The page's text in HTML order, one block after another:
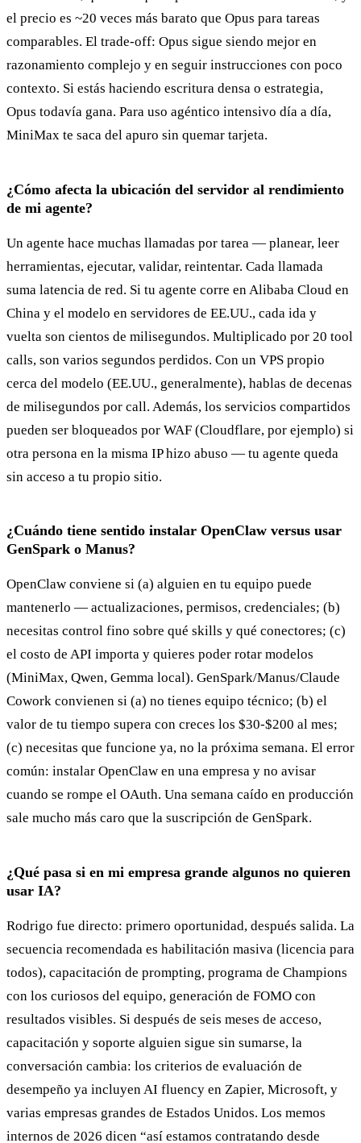
el precio es ~20 veces más barato que Opus para tareas
comparables. El trade-off: Opus sigue siendo mejor en
razonamiento complejo y en seguir instrucciones con poco
contexto. Si estás haciendo escritura densa o estrategia,
Opus todavía gana. Para uso agéntico intensivo día a día,
MiniMax te saca del apuro sin quemar tarjeta.
¿Cómo afecta la ubicación del servidor al rendimiento
de mi agente?
Un agente hace muchas llamadas por tarea — planear, leer
herramientas, ejecutar, validar, reintentar. Cada llamada
suma latencia de red. Si tu agente corre en Alibaba Cloud en
China y el modelo en servidores de EE.UU., cada ida y
vuelta son cientos de milisegundos. Multiplicado por 20 tool
calls, son varios segundos perdidos. Con un VPS propio
cerca del modelo (EE.UU., generalmente), hablas de decenas
de milisegundos por call. Además, los servicios compartidos
pueden ser bloqueados por WAF (Cloudflare, por ejemplo) si
otra persona en la misma IP hizo abuso — tu agente queda
sin acceso a tu propio sitio.
¿Cuándo tiene sentido instalar OpenClaw versus usar
GenSpark o Manus?
OpenClaw conviene si (a) alguien en tu equipo puede
mantenerlo — actualizaciones, permisos, credenciales; (b)
necesitas control fino sobre qué skills y qué conectores; (c)
el costo de API importa y quieres poder rotar modelos
(MiniMax, Qwen, Gemma local). GenSpark/Manus/Claude
Cowork convienen si (a) no tienes equipo técnico; (b) el
valor de tu tiempo supera con creces los $30-$200 al mes;
(c) necesitas que funcione ya, no la próxima semana. El error
común: instalar OpenClaw en una empresa y no avisar
cuando se rompe el OAuth. Una semana caído en producción
sale mucho más caro que la suscripción de GenSpark.
¿Qué pasa si en mi empresa grande algunos no quieren
usar IA?
Rodrigo fue directo: primero oportunidad, después salida. La
secuencia recomendada es habilitación masiva (licencia para
todos), capacitación de prompting, programa de Champions
con los curiosos del equipo, generación de FOMO con
resultados visibles. Si después de seis meses de acceso,
capacitación y soporte alguien sigue sin sumarse, la
conversación cambia: los criterios de evaluación de
desempeño ya incluyen AI fluency en Zapier, Microsoft, y
varias empresas grandes de Estados Unidos. Los memos
internos de 2026 dicen “así estamos contratando desde